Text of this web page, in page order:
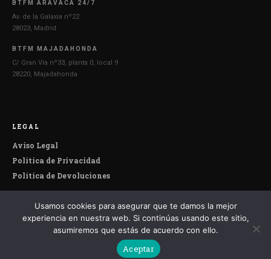
BTFM ARAVACA 24/7
Av. de la Galaxia nº22
28023, Madrid
BTFM MAJADAHONDA
C/ Gran Vía nº33, planta 0, local 9
28220, Majadahonda
LEGAL
Aviso Legal
Política de Privacidad
Política de Devoluciones
© 2026 Botefumeiro. Todos los derechos reservados.
Usamos cookies para asegurar que te damos la mejor
experiencia en nuestra web. Si continúas usando este sitio,
asumiremos que estás de acuerdo con ello.
Aceptar